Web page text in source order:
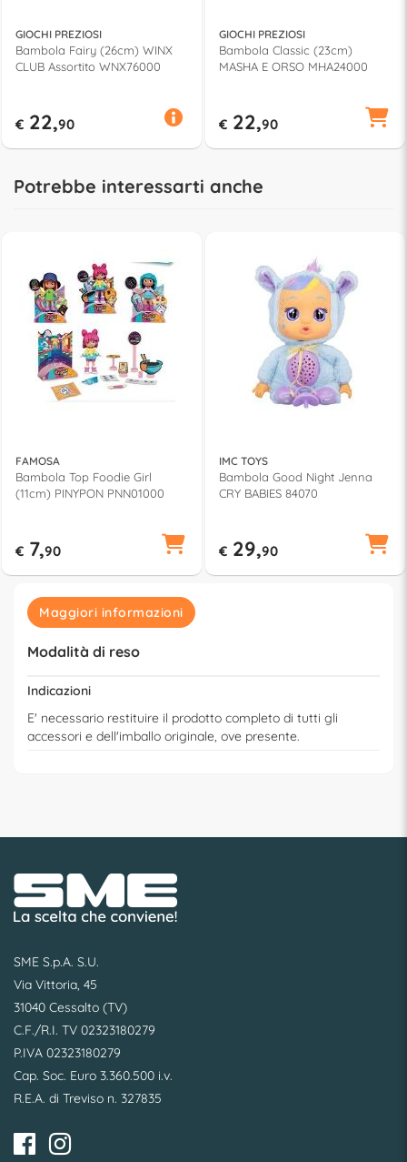
GIOCHI PREZIOSI
Bambola Fairy (26cm) WINX
CLUB Assortito WNX76000
€ 22,90
GIOCHI PREZIOSI
Bambola Classic (23cm)
MASHA E ORSO MHA24000
€ 22,90
Potrebbe interessarti anche
FAMOSA
Bambola Top Foodie Girl
(11cm) PINYPON PNN01000
€ 7,90
IMC TOYS
Bambola Good Night Jenna
CRY BABIES 84070
€ 29,90
Maggiori informazioni
Modalità di reso
Indicazioni
E' necessario restituire il prodotto completo di tutti gli
accessori e dell'imballo originale, ove presente.
SME S.p.A. S.U.
Via Vittoria, 45
31040 Cessalto (TV)
C.F./R.I. TV 02323180279
P.IVA 02323180279
Cap. Soc. Euro 3.360.500 i.v.
R.E.A. di Treviso n. 327835